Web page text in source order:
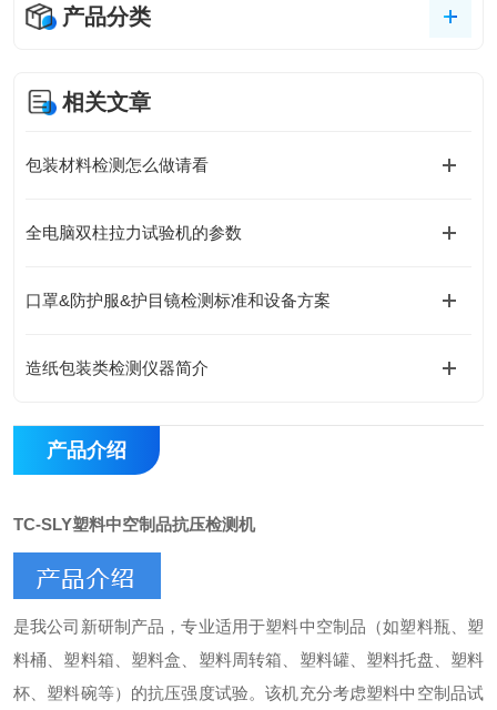
产品分类
相关文章
包装材料检测怎么做请看
全电脑双柱拉力试验机的参数
口罩&防护服&护目镜检测标准和设备方案
造纸包装类检测仪器简介
产品介绍
TC-SLY塑料中空制品抗压检测机
是我公司新研制产品，专业适用于塑料中空制品（如塑料瓶、塑
料桶、塑料箱、塑料盒、塑料周转箱、塑料罐、塑料托盘、塑料
杯、塑料碗等）的抗压强度试验。该机充分考虑塑料中空制品试